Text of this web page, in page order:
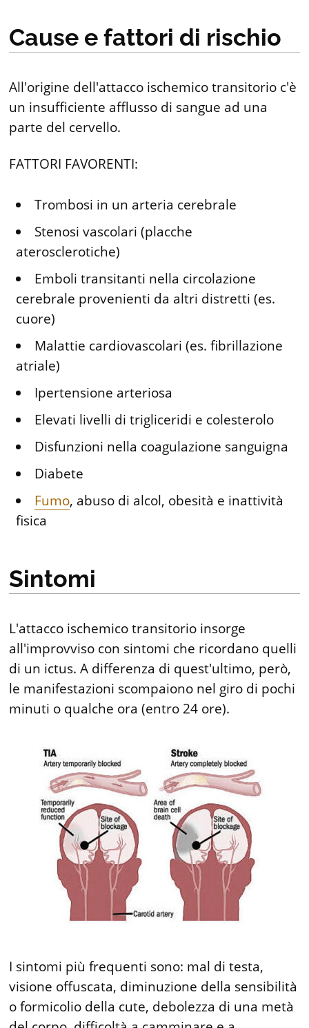
Cause e fattori di rischio
All'origine dell'attacco ischemico transitorio c'è
un insufficiente afflusso di sangue ad una
parte del cervello.
FATTORI FAVORENTI:
Trombosi in un arteria cerebrale
Stenosi vascolari (placche
aterosclerotiche)
Emboli transitanti nella circolazione
cerebrale provenienti da altri distretti (es.
cuore)
Malattie cardiovascolari (es. fibrillazione
atriale)
Ipertensione arteriosa
Elevati livelli di trigliceridi e colesterolo
Disfunzioni nella coagulazione sanguigna
Diabete
Fumo, abuso di alcol, obesità e inattività
fisica
Sintomi
L'attacco ischemico transitorio insorge
all'improvviso con sintomi che ricordano quelli
di un ictus. A differenza di quest'ultimo, però,
le manifestazioni scompaiono nel giro di pochi
minuti o qualche ora (entro 24 ore).
I sintomi più frequenti sono: mal di testa,
visione offuscata, diminuzione della sensibilità
o formicolio della cute, debolezza di una metà